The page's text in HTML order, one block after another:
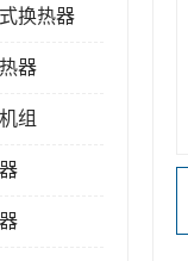
换热器
器
组